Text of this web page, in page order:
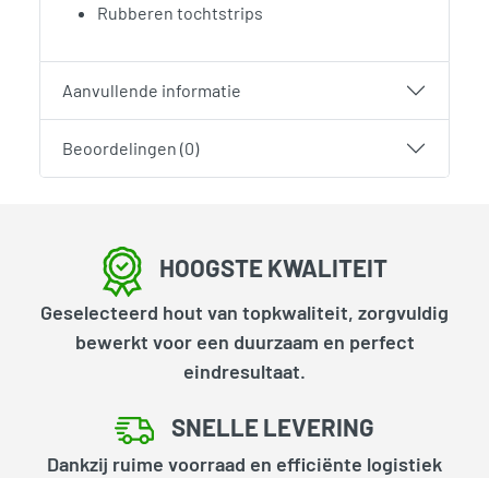
Rubberen tochtstrips
Aanvullende informatie
Beoordelingen (0)
HOOGSTE KWALITEIT
Geselecteerd hout van topkwaliteit, zorgvuldig
bewerkt voor een duurzaam en perfect
eindresultaat.
SNELLE LEVERING
Dankzij ruime voorraad en efficiënte logistiek